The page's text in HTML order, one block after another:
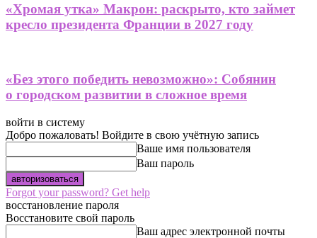
«Хромая утка» Макрон: раскрыто, кто займет
кресло президента Франции в 2027 году
«Без этого победить невозможно»: Собянин
о городском развитии в сложное время
войти в систему
Добро пожаловать! Войдите в свою учётную запись
Ваше имя пользователя
Ваш пароль
Forgot your password? Get help
восстановление пароля
Восстановите свой пароль
Ваш адрес электронной почты